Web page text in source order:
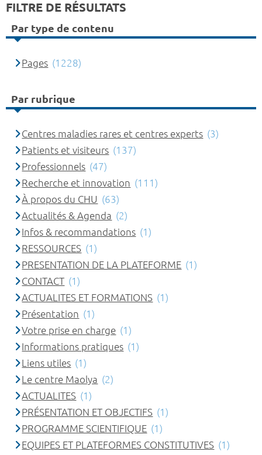
FILTRE DE RÉSULTATS
Par type de contenu
Pages (1228)
Par rubrique
Centres maladies rares et centres experts (3)
Patients et visiteurs (137)
Professionnels (47)
Recherche et innovation (111)
À propos du CHU (63)
Actualités & Agenda (2)
Infos & recommandations (1)
RESSOURCES (1)
PRESENTATION DE LA PLATEFORME (1)
CONTACT (1)
ACTUALITES ET FORMATIONS (1)
Présentation (1)
Votre prise en charge (1)
Informations pratiques (1)
Liens utiles (1)
Le centre Maolya (2)
ACTUALITES (1)
PRÉSENTATION ET OBJECTIFS (1)
PROGRAMME SCIENTIFIQUE (1)
EQUIPES ET PLATEFORMES CONSTITUTIVES (1)